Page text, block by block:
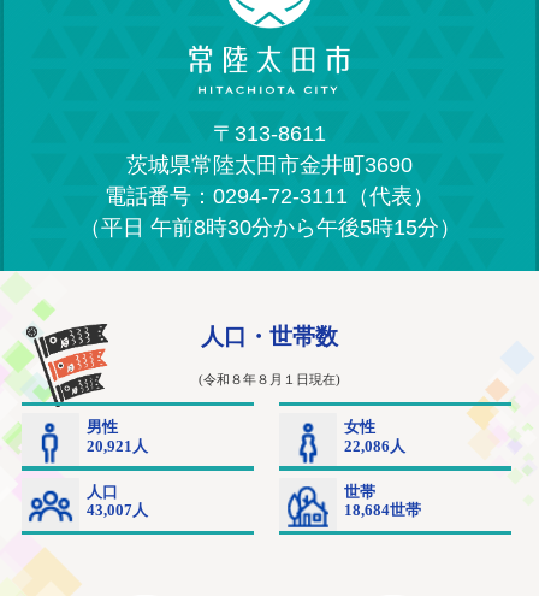
〒313-8611
茨城県常陸太田市金井町3690
電話番号：0294-72-3111（代表）
（平日 午前8時30分から午後5時15分）